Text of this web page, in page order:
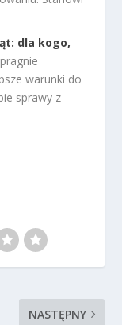
dla kogo,
warunki do
sprawy z
NASTĘPNY